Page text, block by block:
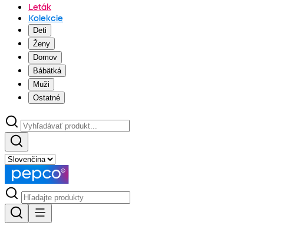
Leták
Kolekcie
Deti
Ženy
Domov
Bábätká
Muži
Ostatné